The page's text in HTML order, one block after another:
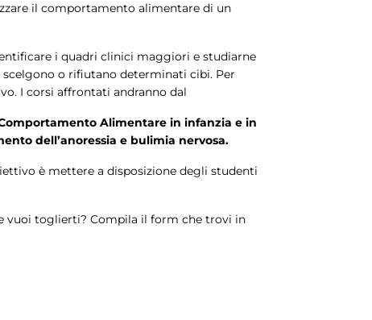
il comportamento alimentare di un
i quadri clinici maggiori e studiarne
o rifiutano determinati cibi. Per
I corsi affrontati andranno dal
Alimentare in infanzia e in
dell’anoressia e bulimia nervosa.
è mettere a disposizione degli studenti
vuoi toglierti? Compila il form che trovi in